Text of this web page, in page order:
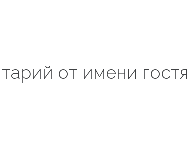
от имени гостя